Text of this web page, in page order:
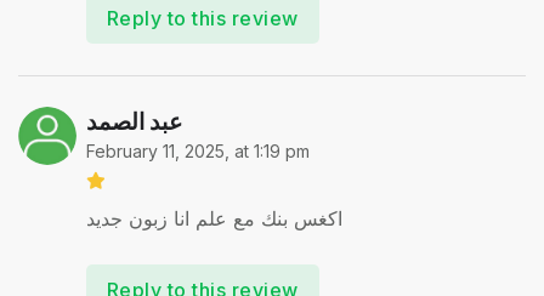
Reply to this review
عبد الصمد
February 11, 2025, at 1:19 pm
اكغس بنك مع علم انا زبون جديد
Reply to this review